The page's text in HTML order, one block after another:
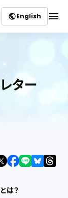
publicEnglish menu
ター
は？